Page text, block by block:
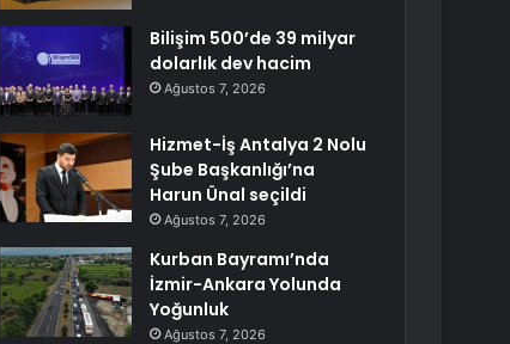
Bilişim 500’de 39 milyar
dolarlık dev hacim
Ağustos 7, 2026
Hizmet-İş Antalya 2 Nolu
Şube Başkanlığı’na
Harun Ünal seçildi
Ağustos 7, 2026
Kurban Bayramı’nda
İzmir-Ankara Yolunda
Yoğunluk
Ağustos 7, 2026